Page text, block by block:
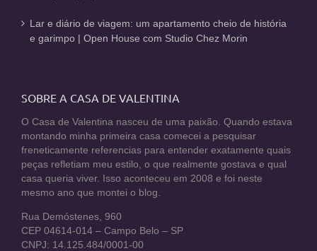
Lar e diário de viagem: um apartamento cheio de história
e garimpo | Open House com Studio Chez Morin
SOBRE A CASA DE VALENTINA
O Casa de Valentina nasceu de uma paixão. Quando estava
montando minha primeira casa comecei a pesquisar
freneticamente referencias para entender exatamente quais
peças refletiam meu estilo, o que realmente gostava e qual
casa queria viver. Isso aconteceu em 2008 e foi neste
mesmo ano que montei o blog.
Rua Demóstenes, 960
CEP 04614-014 – Campo Belo – SP
CNPJ: 14.125.484/0001-00